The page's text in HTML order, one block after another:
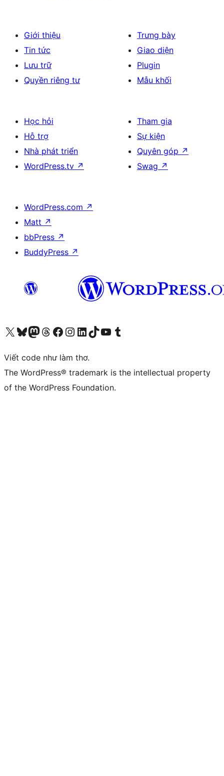
Giới thiệu
Tin tức
Lưu trữ
Quyền riêng tư
Trưng bày
Giao diện
Plugin
Mẫu khối
Học hỏi
Hỗ trợ
Nhà phát triển
WordPress.tv ↗
Tham gia
Sự kiện
Quyên góp ↗
Swag ↗
WordPress.com ↗
Matt ↗
bbPress ↗
BuddyPress ↗
Truy cập tài khoản X (trước đây là Twitter) của chúng tôiVisit our Bluesky account
Visit our Mastodon account
Visit our Threads account
Xem trang Facebook của chúng tôiTruy cập tài khoản Instagram của chúng tôiTruy cập tài khoản LinkedIn của chúng tôiVisit our TikTok account
Truy cập kênh YouTube của chúng tôi Visit our Tumblr account
Viết code như làm thơ.
The WordPress® trademark is the intellectual property
of the WordPress Foundation.